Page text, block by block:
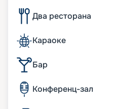
Два ресторана
Караоке
Бар
Конференц-зал